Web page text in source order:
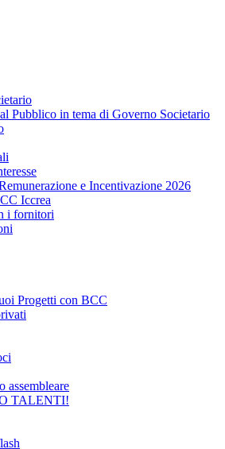
Pubblico in tema di Governo Societario
e Incentivazione 2026
Iccrea
i fornitori
Progetti con BCC
assembleare
TALENTI!